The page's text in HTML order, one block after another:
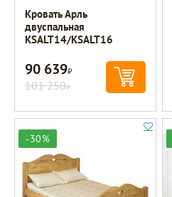
Кровать Арль
двуспальная
KSALT14/KSALT16
90 639Р
101 250Р
-30%